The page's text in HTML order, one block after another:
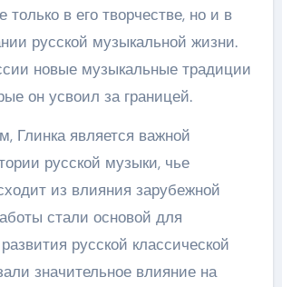
только в его творчестве, но и в
русской музыкальной жизни.
новые музыкальные традиции
он усвоил за границей.
Глинка является важной
русской музыки, чье
из влияния зарубежной
стали основой для
русской классической
значительное влияние на